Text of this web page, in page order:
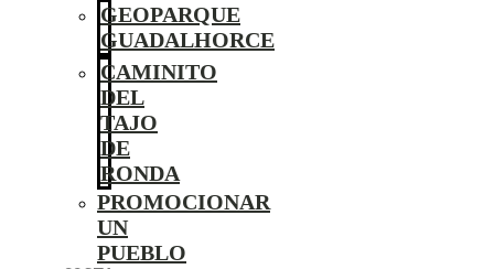
GEOPARQUE
GUADALHORCE
CAMINITO
DEL
TAJO
DE
RONDA
PROMOCIONAR
UN
PUEBLO